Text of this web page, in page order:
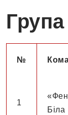
№
1
Біла